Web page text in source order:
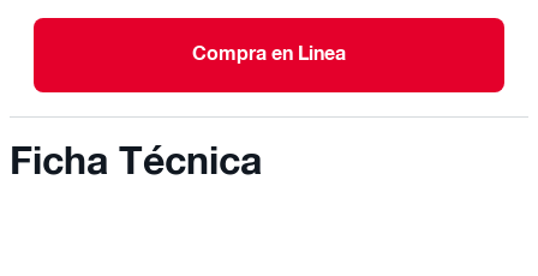
Compra en Linea
Ficha Técnica